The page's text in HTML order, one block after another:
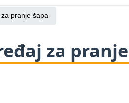
za pranje šapa
za